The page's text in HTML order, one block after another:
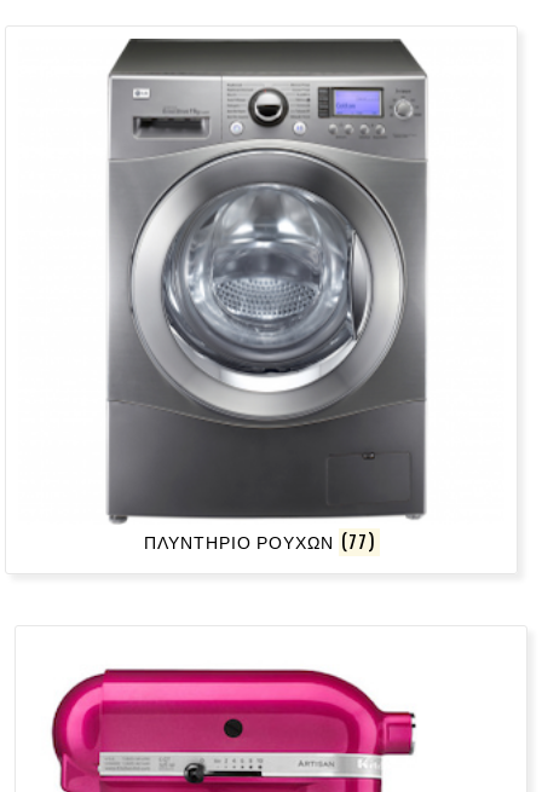
ΠΛΥΝΤΗΡΙΟ ΡΟΥΧΩΝ (77)